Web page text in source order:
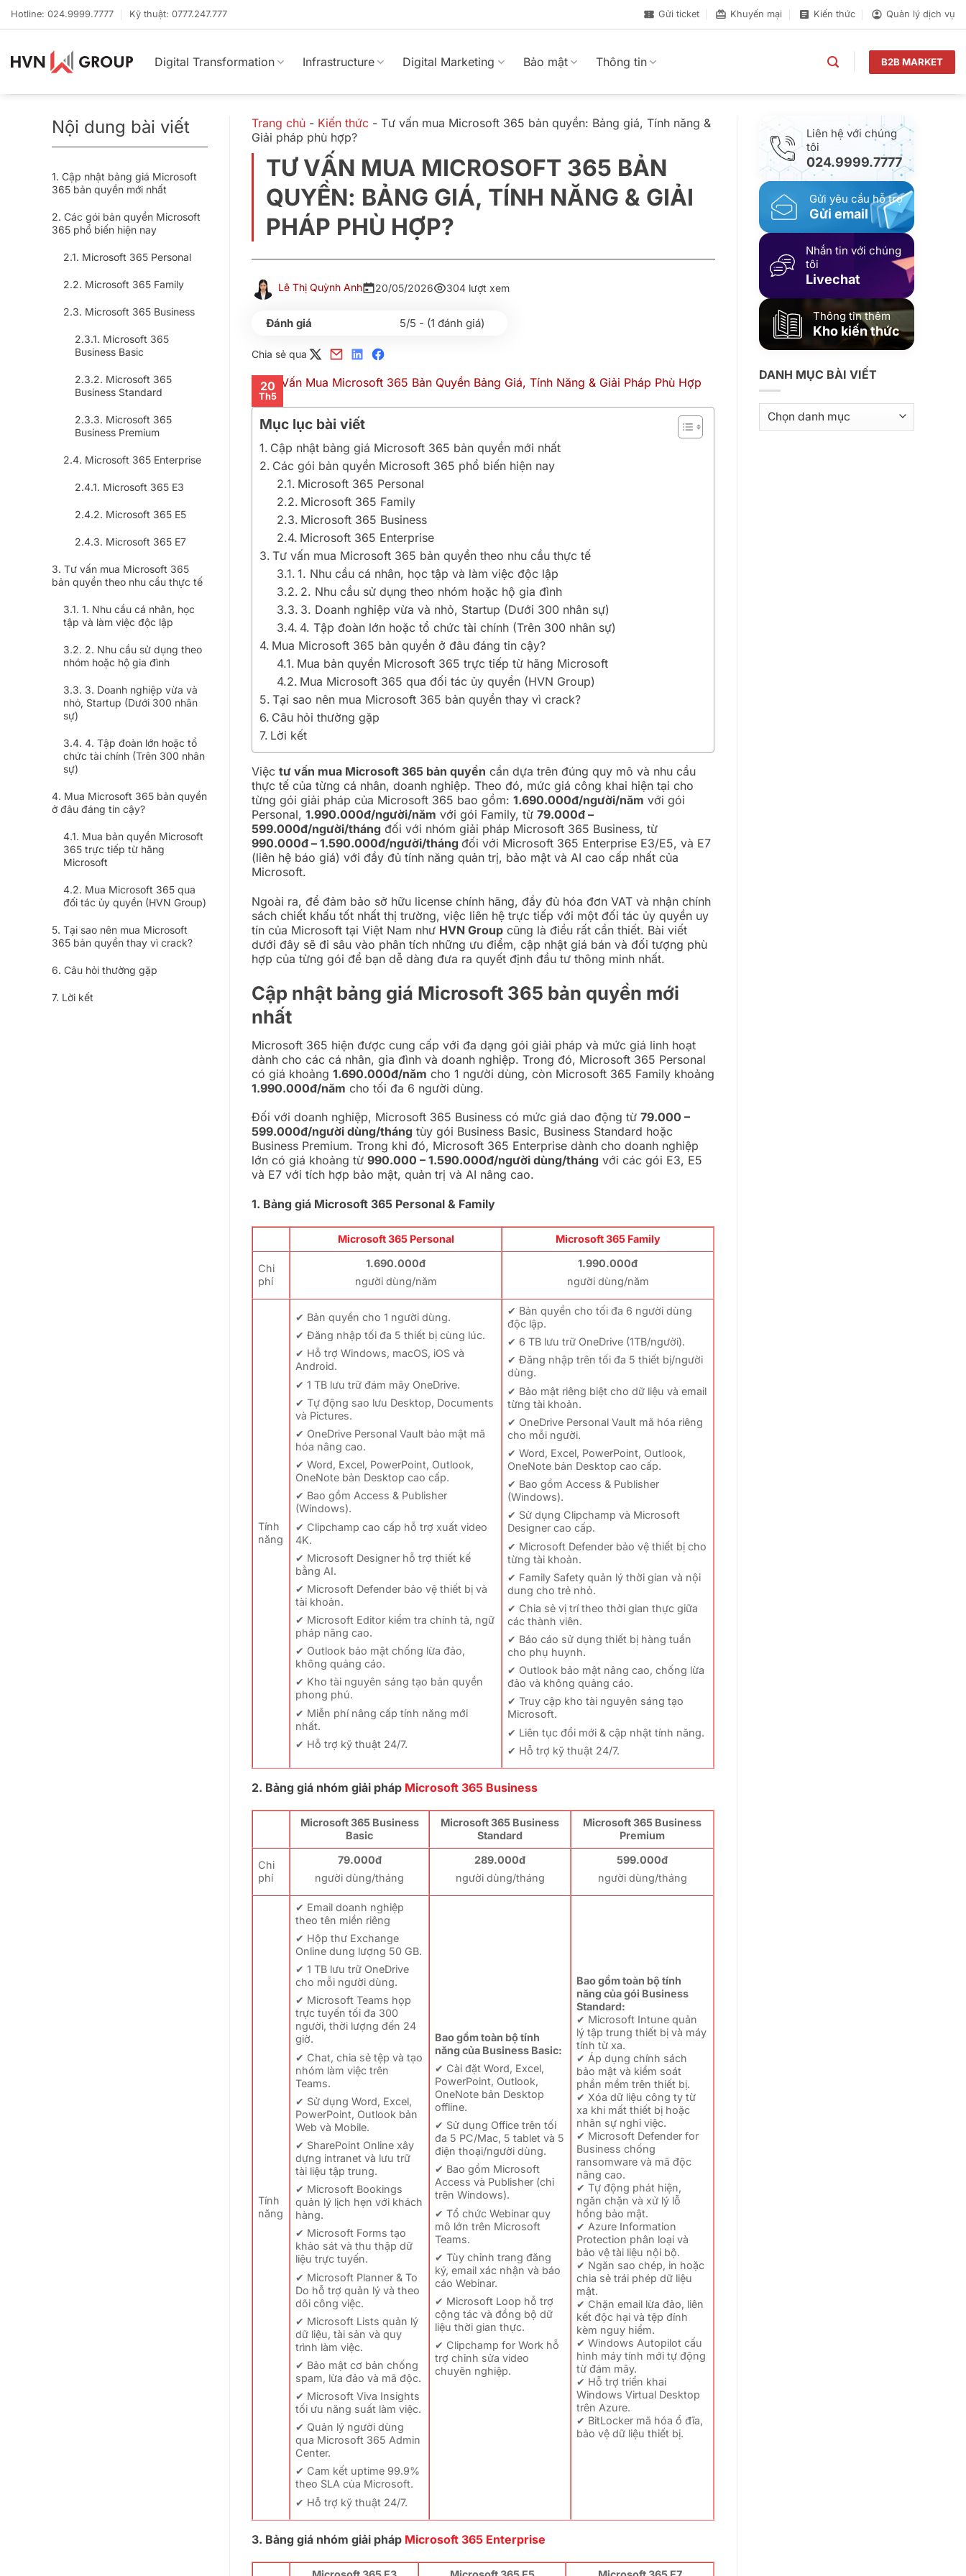
Bỏ
quaHotline: 024.9999.7777 Kỹ thuật: 0777.247.777 Gửi ticket Khuyến mại Kiến thức Quản lý dịch vụ
Digital Transformation Infrastructure Digital Marketing Bảo mật Thông tin B2B MARKET
Nội dung bài viết
Cập nhật bảng giá Microsoft
365 bản quyền mới nhất
Các gói bản quyền Microsoft
365 phổ biến hiện nay
Microsoft 365 Personal
Microsoft 365 Family
Microsoft 365 Business
Microsoft 365
Business Basic
Microsoft 365
Business Standard
Microsoft 365
Business Premium
Microsoft 365 Enterprise
Microsoft 365 E3
Microsoft 365 E5
Microsoft 365 E7
Tư vấn mua Microsoft 365
bản quyền theo nhu cầu thực tế
1. Nhu cầu cá nhân, học
tập và làm việc độc lập
2. Nhu cầu sử dụng theo
nhóm hoặc hộ gia đình
3. Doanh nghiệp vừa và
nhỏ, Startup (Dưới 300 nhân
sự)
4. Tập đoàn lớn hoặc tổ
chức tài chính (Trên 300 nhân
sự)
Mua Microsoft 365 bản quyền
ở đâu đáng tin cậy?
Mua bản quyền Microsoft
365 trực tiếp từ hãng
Microsoft
Mua Microsoft 365 qua
đối tác ủy quyền (HVN Group)
Tại sao nên mua Microsoft
365 bản quyền thay vì crack?
Câu hỏi thường gặp
Lời kết
Trang chủ - Kiến thức -Tư vấn mua Microsoft 365 bản quyền: Bảng giá, Tính năng &
Giải pháp phù hợp?
TƯ VẤN MUA MICROSOFT 365 BẢN
QUYỀN: BẢNG GIÁ, TÍNH NĂNG & GIẢI
PHÁP PHÙ HỢP?
Lê Thị Quỳnh Anh 20/05/2026 304 lượt xem
5/5 - (1 đánh giá)
Chia sẻ qua
20
Th5
Mục lục bài viết
Cập nhật bảng giá Microsoft 365 bản quyền mới nhất
Các gói bản quyền Microsoft 365 phổ biến hiện nay
Microsoft 365 Personal
Microsoft 365 Family
Microsoft 365 Business
Microsoft 365 Enterprise
Tư vấn mua Microsoft 365 bản quyền theo nhu cầu thực tế
1. Nhu cầu cá nhân, học tập và làm việc độc lập
2. Nhu cầu sử dụng theo nhóm hoặc hộ gia đình
3. Doanh nghiệp vừa và nhỏ, Startup (Dưới 300 nhân sự)
4. Tập đoàn lớn hoặc tổ chức tài chính (Trên 300 nhân sự)
Mua Microsoft 365 bản quyền ở đâu đáng tin cậy?
Mua bản quyền Microsoft 365 trực tiếp từ hãng Microsoft
Mua Microsoft 365 qua đối tác ủy quyền (HVN Group)
Tại sao nên mua Microsoft 365 bản quyền thay vì crack?
Câu hỏi thường gặp
Lời kết
Việctư vấn mua Microsoft 365 bản quyền cần dựa trên đúng quy mô và nhu cầu
thực tế của từng cá nhân, doanh nghiệp. Theo đó, mức giá công khai hiện tại cho
từng gói giải pháp của Microsoft 365 bao gồm:1.690.000đ/người/năm với gói
Personal,1.990.000đ/người/năm với gói Family, từ79.000đ –
599.000đ/người/tháng đối với nhóm giải pháp Microsoft 365 Business, từ
990.000đ – 1.590.000đ/người/thángđối với Microsoft 365 Enterprise E3/E5, và E7
(liên hệ báo giá) với đầy đủ tính năng quản trị, bảo mật và AI cao cấp nhất của
Microsoft.
Ngoài ra, để đảm bảo sở hữu license chính hãng, đầy đủ hóa đơn VAT và nhận chính
sách chiết khấu tốt nhất thị trường, việc liên hệ trực tiếp với một đối tác ủy quyền uy
tín của Microsoft tại Việt Nam như HVN Group cũng là điều rất cần thiết. Bài viết
dưới đây sẽ đi sâu vào phân tích những ưu điểm, cập nhật giá bán và đối tượng phù
hợp của từng gói để bạn dễ dàng đưa ra quyết định đầu tư thông minh nhất.
Cập nhật bảng giá Microsoft 365 bản quyền mới
nhất
Microsoft 365 hiện được cung cấp với đa dạng gói giải pháp và mức giá linh hoạt
dành cho các cá nhân, gia đình và doanh nghiệp. Trong đó, Microsoft 365 Personal
có giá khoảng1.690.000đ/năm cho 1 người dùng, còn Microsoft 365 Family khoảng
1.990.000đ/năm cho tối đa 6 người dùng.
Đối với doanh nghiệp, Microsoft 365 Business có mức giá dao động từ79.000 –
599.000đ/người dùng/tháng tùy gói Business Basic, Business Standard hoặc
Business Premium. Trong khi đó, Microsoft 365 Enterprise dành cho doanh nghiệp
lớn có giá khoảng từ990.000 – 1.590.000đ/người dùng/tháng với các gói E3, E5
và E7 với tích hợp bảo mật, quản trị và AI nâng cao.
1. Bảng giá Microsoft 365 Personal & Family
Microsoft 365 Personal Microsoft 365 Family
Chi
phí
1.690.000đ
người dùng/năm
1.990.000đ
người dùng/năm
Tính
năng
✔ Bản quyền cho 1 người dùng.
✔ Đăng nhập tối đa 5 thiết bị cùng lúc.
✔ Hỗ trợ Windows, macOS, iOS và
Android.
✔ 1 TB lưu trữ đám mây OneDrive.
✔ Tự động sao lưu Desktop, Documents
và Pictures.
✔ OneDrive Personal Vault bảo mật mã
hóa nâng cao.
✔ Word, Excel, PowerPoint, Outlook,
OneNote bản Desktop cao cấp.
✔ Bao gồm Access & Publisher
(Windows).
✔ Clipchamp cao cấp hỗ trợ xuất video
4K.
✔ Microsoft Designer hỗ trợ thiết kế
bằng AI.
✔ Microsoft Defender bảo vệ thiết bị và
tài khoản.
✔ Microsoft Editor kiểm tra chính tả, ngữ
pháp nâng cao.
✔ Outlook bảo mật chống lừa đảo,
không quảng cáo.
✔ Kho tài nguyên sáng tạo bản quyền
phong phú.
✔ Miễn phí nâng cấp tính năng mới
nhất.
✔ Hỗ trợ kỹ thuật 24/7.
✔ Bản quyền cho tối đa 6 người dùng
độc lập.
✔ 6 TB lưu trữ OneDrive (1TB/người).
✔ Đăng nhập trên tối đa 5 thiết bị/người
dùng.
✔ Bảo mật riêng biệt cho dữ liệu và email
từng tài khoản.
✔ OneDrive Personal Vault mã hóa riêng
cho mỗi người.
✔ Word, Excel, PowerPoint, Outlook,
OneNote bản Desktop cao cấp.
✔ Bao gồm Access & Publisher
(Windows).
✔ Sử dụng Clipchamp và Microsoft
Designer cao cấp.
✔ Microsoft Defender bảo vệ thiết bị cho
từng tài khoản.
✔ Family Safety quản lý thời gian và nội
dung cho trẻ nhỏ.
✔ Chia sẻ vị trí theo thời gian thực giữa
các thành viên.
✔ Báo cáo sử dụng thiết bị hàng tuần
cho phụ huynh.
✔ Outlook bảo mật nâng cao, chống lừa
đảo và không quảng cáo.
✔ Truy cập kho tài nguyên sáng tạo
Microsoft.
✔ Liên tục đổi mới & cập nhật tính năng.
✔ Hỗ trợ kỹ thuật 24/7.
2. Bảng giá nhóm giải pháp Microsoft 365 Business
Microsoft 365 Business
Basic
Microsoft 365 Business
Standard
Microsoft 365 Business
Premium
Chi
phí
79.000đ
người dùng/tháng
289.000đ
người dùng/tháng
599.000đ
người dùng/tháng
Tính
năng
✔ Email doanh nghiệp
theo tên miền riêng
✔ Hộp thư Exchange
Online dung lượng 50 GB.
✔ 1 TB lưu trữ OneDrive
cho mỗi người dùng.
✔ Microsoft Teams họp
trực tuyến tối đa 300
người, thời lượng đến 24
giờ.
✔ Chat, chia sẻ tệp và tạo
nhóm làm việc trên
Teams.
✔ Sử dụng Word, Excel,
PowerPoint, Outlook bản
Web và Mobile.
✔ SharePoint Online xây
dựng intranet và lưu trữ
tài liệu tập trung.
✔ Microsoft Bookings
quản lý lịch hẹn với khách
hàng.
✔ Microsoft Forms tạo
khảo sát và thu thập dữ
liệu trực tuyến.
✔ Microsoft Planner & To
Do hỗ trợ quản lý và theo
dõi công việc.
✔ Microsoft Lists quản lý
dữ liệu, tài sản và quy
trình làm việc.
✔ Bảo mật cơ bản chống
spam, lừa đảo và mã độc.
✔ Microsoft Viva Insights
tối ưu năng suất làm việc.
✔ Quản lý người dùng
qua Microsoft 365 Admin
Center.
✔ Cam kết uptime 99.9%
theo SLA của Microsoft.
✔ Hỗ trợ kỹ thuật 24/7.
Bao gồm toàn bộ tính
năng của Business Basic:
✔ Cài đặt Word, Excel,
PowerPoint, Outlook,
OneNote bản Desktop
offline.
✔ Sử dụng Office trên tối
đa 5 PC/Mac, 5 tablet và 5
điện thoại/người dùng.
✔ Bao gồm Microsoft
Access và Publisher (chỉ
trên Windows).
✔ Tổ chức Webinar quy
mô lớn trên Microsoft
Teams.
✔ Tùy chỉnh trang đăng
ký, email xác nhận và báo
cáo Webinar.
✔ Microsoft Loop hỗ trợ
cộng tác và đồng bộ dữ
liệu thời gian thực.
✔ Clipchamp for Work hỗ
trợ chỉnh sửa video
chuyên nghiệp.
Bao gồm toàn bộ tính
năng của gói Business
Standard:
✔ Microsoft Intune quản
lý tập trung thiết bị và máy
tính từ xa.
✔ Áp dụng chính sách
bảo mật và kiểm soát
phần mềm trên thiết bị.
✔ Xóa dữ liệu công ty từ
xa khi mất thiết bị hoặc
nhân sự nghỉ việc.
✔ Microsoft Defender for
Business chống
ransomware và mã độc
nâng cao.
✔ Tự động phát hiện,
ngăn chặn và xử lý lỗ
hổng bảo mật.
✔ Azure Information
Protection phân loại và
bảo vệ tài liệu nội bộ.
✔ Ngăn sao chép, in hoặc
chia sẻ trái phép dữ liệu
mật.
✔ Chặn email lừa đảo, liên
kết độc hại và tệp đính
kèm nguy hiểm.
✔ Windows Autopilot cấu
hình máy tính mới tự động
từ đám mây.
✔ Hỗ trợ triển khai
Windows Virtual Desktop
trên Azure.
✔ BitLocker mã hóa ổ đĩa,
bảo vệ dữ liệu thiết bị.
3. Bảng giá nhóm giải pháp Microsoft 365 Enterprise
Liên hệ với chúng
tôi
024.9999.7777
Gửi yêu cầu hỗ trợ
Gửi email
Nhắn tin với chúng
tôi
Livechat
Thông tin thêm
Kho kiến thức
DANH MỤC BÀI VIẾT
mục
bài